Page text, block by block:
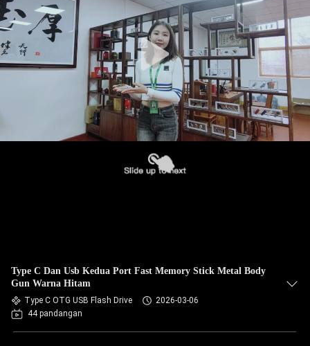
Type C Dan Usb Kedua Port Fast Memory Stick Metal Body
Gun Warna Hitam
Type C OTG USB Flash Drive
2026-03-06
44 pandangan